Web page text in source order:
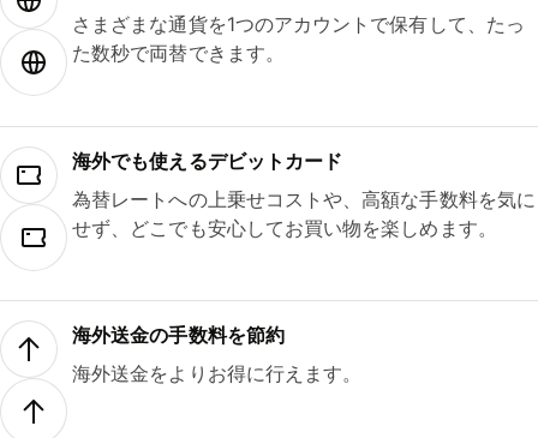
さまざまな通貨を1つのアカウントで保有して、たっ
た数秒で両替できます。
海外でも使えるデビットカード
為替レートへの上乗せコストや、高額な手数料を気に
せず、どこでも安心してお買い物を楽しめます。
海外送金の手数料を節約
海外送金をよりお得に行えます。